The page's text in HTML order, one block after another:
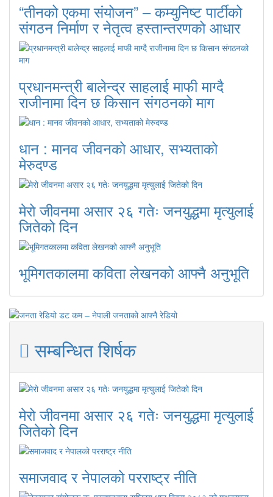
“तीनको एकमा संयोजन” – कम्युनिष्ट पार्टीको
संगठन निर्माण र नेतृत्व हस्तान्तरणको आधार
प्रधानमन्त्री बालेन्द्र साहलाई माफी माग्दै
राजीनामा दिन छ किसान संगठनको माग
धान : मानव जीवनको आधार, सभ्यताको
मेरुदण्ड
मेरो जीवनमा असार २६ गतेः जनयुद्धमा मृत्युलाई
जितेको दिन
भूमिगतकालमा कविता लेखनको आफ्नै अनुभूति
सम्बन्धित शिर्षक
मेरो जीवनमा असार २६ गतेः जनयुद्धमा मृत्युलाई
जितेको दिन
समाजवाद र नेपालको परराष्ट्र नीति